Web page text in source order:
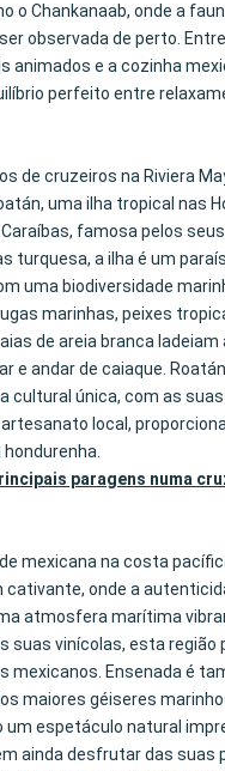
o Chankanaab, onde a
observada de perto.
animados e a cozinha
perfeito entre
de cruzeiros na Riviera
uma ilha tropical nas
famosa pelos
turquesa, a ilha é um
uma biodiversidade
marinhas, peixes
de areia branca ladeiam
e andar de caiaque.
cultural única, com as
local,
paragens numa
mexicana na costa
cativante, onde a
atmosfera marítima
suas vinícolas, esta região
mexicanos. Ensenada é
maiores géiseres
um espetáculo natural
ainda desfrutar das suas